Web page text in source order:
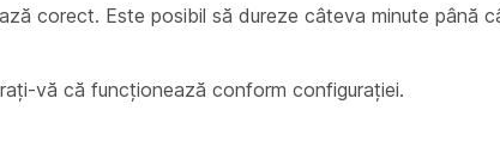
corect. Este posibil să dureze câteva minute până
vă că funcționează conform configurației.